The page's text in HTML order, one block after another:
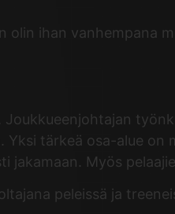
olin ihan vanhempana
tärkeä osa-alue
Myös
peleissä ja